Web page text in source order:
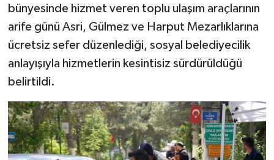
bünyesinde hizmet veren toplu ulaşım araçlarının
arife günü Asri, Gülmez ve Harput Mezarlıklarına
ücretsiz sefer düzenlediği, sosyal belediyecilik
anlayışıyla hizmetlerin kesintisiz sürdürüldüğü
belirtildi.